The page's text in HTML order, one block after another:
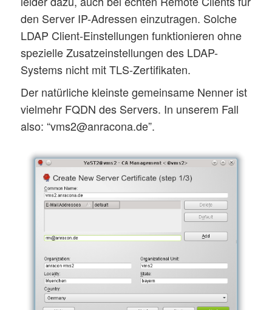
den Server IP-Adressen einzutragen. Solche
LDAP Client-Einstellungen funktionieren ohne
spezielle Zusatzeinstellungen des LDAP-
Systems nicht mit TLS-Zertifikaten.
Der natürliche kleinste gemeinsame Nenner ist
vielmehr FQDN des Servers. In unserem Fall
also: “vms2@anracona.de”.